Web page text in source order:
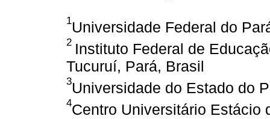
1Universidade Federal do
2 Instituto Federal de
Tucuruí, Pará, Brasil
3Universidade do Estado do
4Centro Universitário Estácio